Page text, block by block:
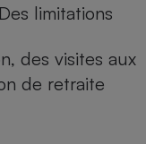
limitations
des visites aux
de retraite